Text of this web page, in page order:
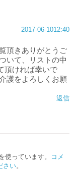
2017-06-1012:40
頂きありがとうご
いて、リストの中
頂ければ幸いで
護をよろしくお願
返信
使っています。
コメ
さい。